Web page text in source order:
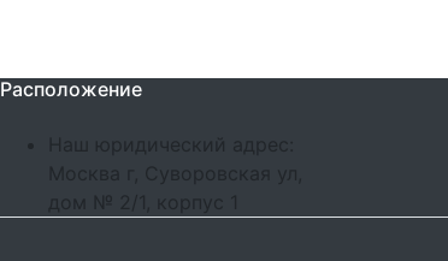
Расположение
Наш юридический адрес:
Москва г, Суворовская ул,
дом № 2/1, корпус 1